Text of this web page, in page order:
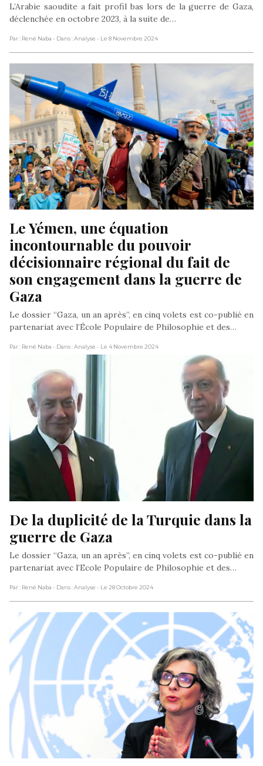
L’Arabie saoudite a fait profil bas lors de la guerre de Gaza,
déclenchée en octobre 2023, à la suite de…
Par : René Naba - Dans : Analyse - Le 8 Novembre 2024
Le Yémen, une équation
incontournable du pouvoir
décisionnaire régional du fait de
son engagement dans la guerre de
Gaza
Le dossier “Gaza, un an après”, en cinq volets est co-publié en
partenariat avec l’École Populaire de Philosophie et des…
Par : René Naba - Dans : Analyse - Le 4 Novembre 2024
De la duplicité de la Turquie dans la
guerre de Gaza
Le dossier “Gaza, un an après”, en cinq volets est co-publié en
partenariat avec l’Ecole Populaire de Philosophie et des…
Par : René Naba - Dans : Analyse - Le 28 Octobre 2024